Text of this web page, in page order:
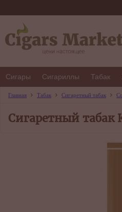
Сигары Сигариллы Табак
Главная Табак Сигаретный табак
Сигаретный табак